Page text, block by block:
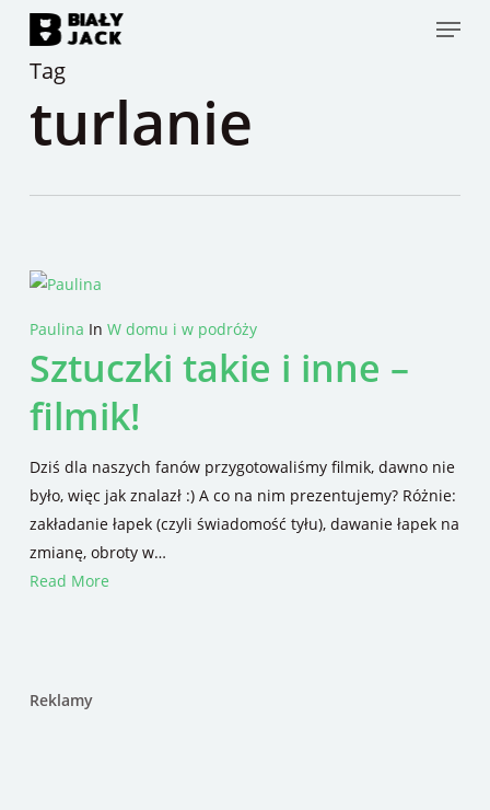
main
Menu
Tag
turlanie
Paulina In W domu i w podróży
Sztuczki takie i inne –
filmik!
Dziś dla naszych fanów przygotowaliśmy filmik, dawno nie
było, więc jak znalazł :) A co na nim prezentujemy? Różnie:
zakładanie łapek (czyli świadomość tyłu), dawanie łapek na
zmianę, obroty w…
Read More
Reklamy